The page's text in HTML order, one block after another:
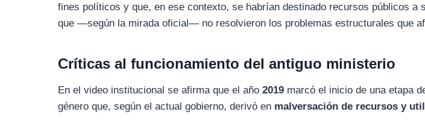
fines políticos y que, en ese contexto, se habrían destinado recursos públicos a
que —según la mirada oficial— no resolvieron los problemas estructurales que
Críticas al funcionamiento del antiguo ministerio
En el video institucional se afirma que el año2019 marcó el inicio de una etapa
género que, según el actual gobierno, derivó en malversación de recursos y